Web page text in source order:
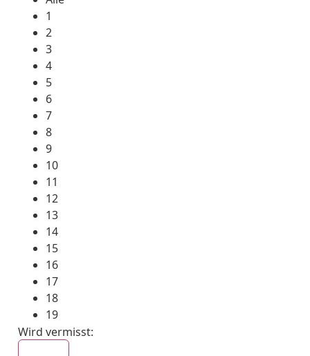
1
2
3
4
5
6
7
8
9
10
11
12
13
14
15
16
17
18
19
Wird vermisst: